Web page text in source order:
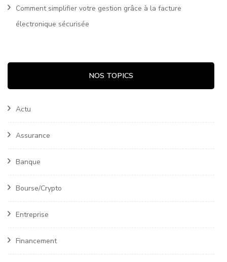
Comment simplifier votre gestion grâce à la facture
électronique sécurisée
NOS TOPICS
Actu
Assurance
Banque
Bourse/Crypto
Entreprise
Financement